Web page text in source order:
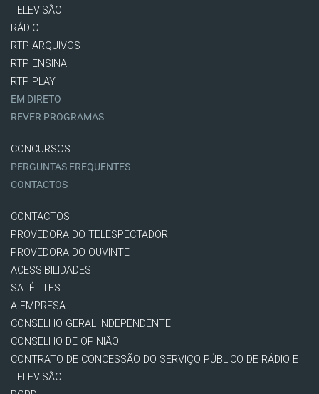
TELEVISÃO
RÁDIO
RTP ARQUIVOS
RTP ENSINA
RTP PLAY
EM DIRETO
REVER PROGRAMAS
CONCURSOS
PERGUNTAS FREQUENTES
CONTACTOS
CONTACTOS
PROVEDORA DO TELESPECTADOR
PROVEDORA DO OUVINTE
ACESSIBILIDADES
SATÉLITES
A EMPRESA
CONSELHO GERAL INDEPENDENTE
CONSELHO DE OPINIÃO
CONTRATO DE CONCESSÃO DO SERVIÇO PÚBLICO DE RÁDIO E
TELEVISÃO